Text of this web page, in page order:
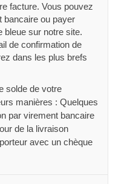
facture. Vous pouvez
bancaire ou payer
bleue sur notre site.
de confirmation de
dans les plus brefs
solde de votre
manières : Quelques
par virement bancaire
de la livraison
avec un chèque